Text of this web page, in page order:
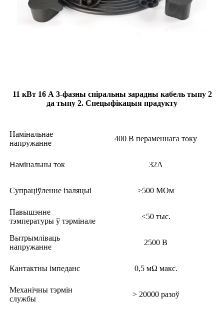
11 кВт 16 А 3-фазны спіральны зарадны кабель тыпу 2
да тыпу 2. Спецыфікацыя прадукту
Намінальнае
напружанне
400 В пераменнага току
Намінальны ток 32А
Супраціўленне ізаляцыі >500 МОм
Павышэнне
тэмпературы ў тэрмінале
<50 тыс.
Вытрымліваць
напружанне
2500 В
Кантактны імпеданс 0,5 мΩ макс.
Механічны тэрмін
службы
> 20000 разоў